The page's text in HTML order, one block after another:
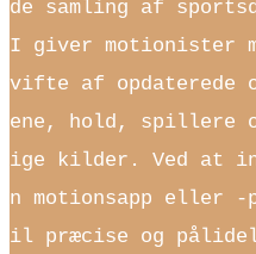
samling af
giver
vifte af opdaterede
hold, spillere
kilder. Ved at
motionsapp eller -
til præcise og